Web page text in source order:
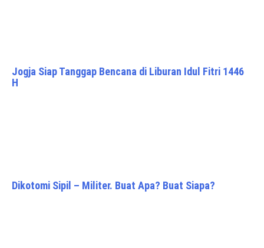
Jogja Siap Tanggap Bencana di Liburan Idul Fitri 1446
H
Dikotomi Sipil – Militer. Buat Apa? Buat Siapa?